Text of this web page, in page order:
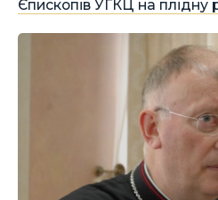
Єпископів УГКЦ на плідну